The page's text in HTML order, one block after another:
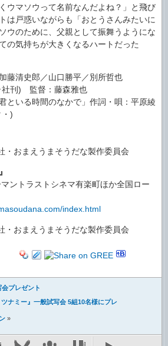
ウマソウって名前なんだよね？」と飛び
は戸惑いながらも「おとうさんみたいに
ウのために、父親として振舞うようにな
の気持ちが大きくなるハートだった
藤清史郎／山口勝平／別所哲也
社刊) 監督：藤森雅也
といる時間のなかで」作詞・唄：平原綾
)
・おまえうまそうだな製作委員会
ントラストシネマ有楽町ほか全国ロー
index.html
・おまえうまそうだな製作委員会
会プレゼント
ツナミー』一般試写会 5組10名様にプレ
»